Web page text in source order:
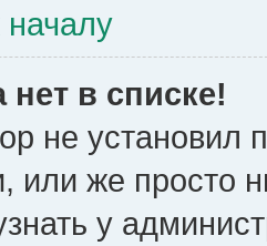
началу
в списке!
не установил
или же просто
у